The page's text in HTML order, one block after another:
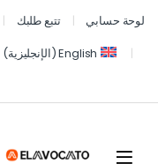
لوحة حسابي تتبع طلبك
English
(الإنجليزية)